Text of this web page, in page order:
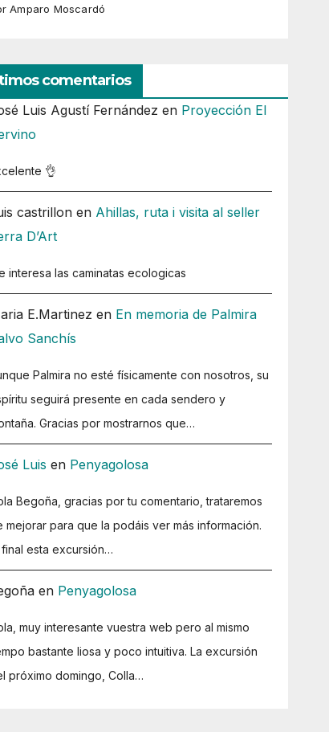
Amparo Moscardó
comentarios
Luis Agustí Fernández en Proyección El
👌
castrillon en Ahillas, ruta i visita al seller
D’Art
interesa las caminatas ecologicas
E.Martinez en En memoria de Palmira
Sanchís
Palmira no esté físicamente con nosotros, su
seguirá presente en cada sendero y
Gracias por mostrarnos que…
Luis en Penyagolosa
Begoña, gracias por tu comentario, trataremos
mejorar para que la podáis ver más información.
final esta excursión…
en Penyagolosa
muy interesante vuestra web pero al mismo
bastante liosa y poco intuitiva. La excursión
próximo domingo, Colla…